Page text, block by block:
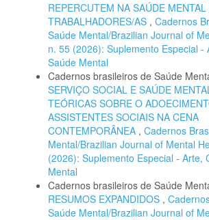
REPERCUTEM NA SAÚDE MENTAL
TRABALHADORES/AS , Cadernos
Saúde Mental/Brazilian Journal of
n. 55 (2026): Suplemento Especial -
Saúde Mental
Cadernos brasileiros de Saúde
SERVIÇO SOCIAL E SAÚDE
TEÓRICAS SOBRE O
ASSISTENTES SOCIAIS NA CENA
CONTEMPORÂNEA , Cadernos
Mental/Brazilian Journal of Mental
(2026): Suplemento Especial - Arte,
Mental
Cadernos brasileiros de Saúde
RESUMOS EXPANDIDOS ,
Saúde Mental/Brazilian Journal of